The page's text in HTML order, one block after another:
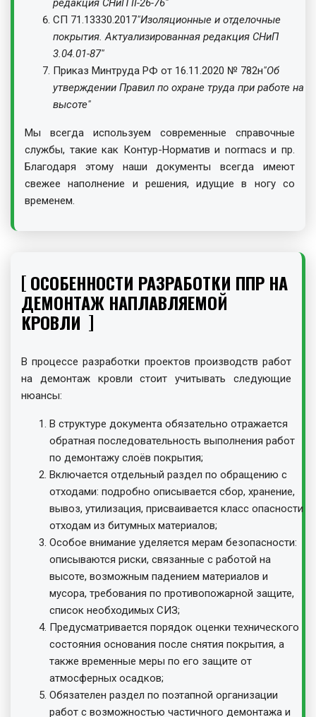
редакция СНиП II-26-76"
СП 71.13330.2017"Изоляционные и отделочные
покрытия. Актуализированная редакция СНиП
3.04.01-87"
Приказ Минтруда РФ от 16.11.2020 № 782н"Об
утверждении Правил по охране труда при работе на
высоте"
Мы всегда используем современные справочные
службы, такие как Контур-Норматив и normacs и пр.
Благодаря этому наши документы всегда имеют
свежее наполнение и решения, идущие в ногу со
временем.
ОСОБЕННОСТИ РАЗРАБОТКИ ППР НА
ДЕМОНТАЖ НАПЛАВЛЯЕМОЙ
КРОВЛИ
В процессе разработки проектов производств работ
на демонтаж кровли стоит учитывать следующие
нюансы:
В структуре документа обязательно отражается
обратная последовательность выполнения работ
по демонтажу слоёв покрытия;
Включается отдельный раздел по обращению с
отходами: подробно описывается сбор, хранение,
вывоз, утилизация, присваивается класс опасности
отходам из битумных материалов;
Особое внимание уделяется мерам безопасности:
описываются риски, связанные с работой на
высоте, возможным падением материалов и
мусора, требования по противопожарной защите,
список необходимых СИЗ;
Предусматривается порядок оценки технического
состояния основания после снятия покрытия, а
также временные меры по его защите от
атмосферных осадков;
Обязателен раздел по поэтапной организации
работ с возможностью частичного демонтажа и